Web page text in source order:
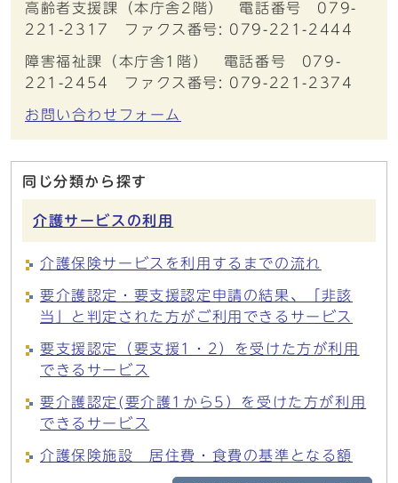
高齢者支援課（本庁舎2階） 電話番号 079-
221-2317 ファクス番号: 079-221-2444
障害福祉課（本庁舎1階） 電話番号 079-
221-2454 ファクス番号: 079-221-2374
お問い合わせフォーム
同じ分類から探す
介護サービスの利用
介護保険サービスを利用するまでの流れ
要介護認定・要支援認定申請の結果、「非該
当」と判定された方がご利用できるサービス
要支援認定（要支援1・2）を受けた方が利用
できるサービス
要介護認定(要介護1から5）を受けた方が利用
できるサービス
介護保険施設 居住費・食費の基準となる額